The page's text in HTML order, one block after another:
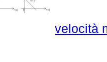
velocità